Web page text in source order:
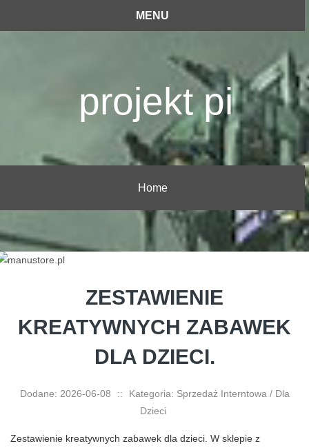
MENU
projekt pi
Home
ZESTAWIENIE
KREATYWNYCH ZABAWEK
DLA DZIECI.
Dodane: 2026-06-08 ::
Kategoria: Sprzedaż Interntowa / Dla
Dzieci
Zestawienie kreatywnych zabawek dla dzieci. W sklepie z